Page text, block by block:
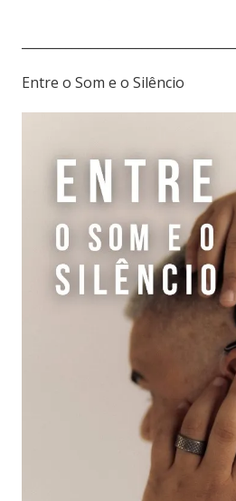
Entre o Som e o Silêncio